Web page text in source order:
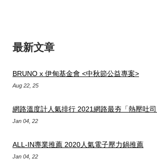
最新文章
BRUNO x 伊甸基金會 <中秋節公益專案>
Aug 22, 25
網路溫度計人氣排行 2021網路最夯「熱壓吐司
Jan 04, 22
ALL-IN專業推薦 2020人氣電子壓力鍋推薦
Jan 04, 22